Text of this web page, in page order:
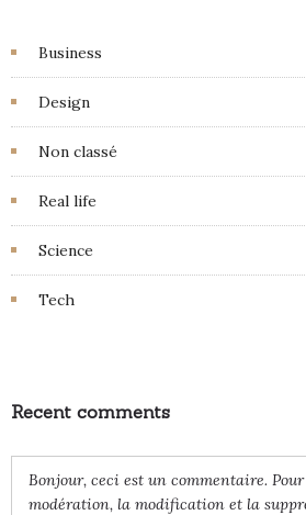
Business
Design
Non classé
Real life
Science
Tech
Recent comments
Bonjour, ceci est un commentaire.
modération, la modification et la